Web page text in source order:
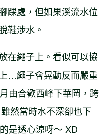
踝處，但如果溪流水位
鞋涉水。
在繩子上。看似可以協
…繩子會晃動反而嚴重
由合歡西峰下華岡，跨
然當時水不深卻也下
是透心涼呀～ XD